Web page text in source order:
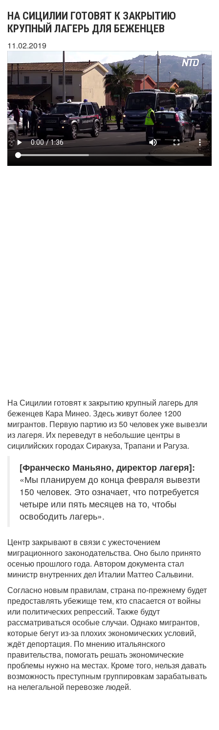
НА СИЦИЛИИ ГОТОВЯТ К ЗАКРЫТИЮ
КРУПНЫЙ ЛАГЕРЬ ДЛЯ БЕЖЕНЦЕВ
11.02.2019
На Сицилии готовят к закрытию крупный лагерь для
беженцев Кара Минео. Здесь живут более 1200
мигрантов. Первую партию из 50 человек уже вывезли
из лагеря. Их переведут в небольшие центры в
сицилийских городах Сиракуза, Трапани и Рагуза.
[Франческо Маньяно, директор лагеря]:
«Мы планируем до конца февраля вывезти
150 человек. Это означает, что потребуется
четыре или пять месяцев на то, чтобы
освободить лагерь».
Центр закрывают в связи с ужесточением
миграционного законодательства. Оно было принято
осенью прошлого года. Автором документа стал
министр внутренних дел Италии Маттео Сальвини.
Согласно новым правилам, страна по-прежнему будет
предоставлять убежище тем, кто спасается от войны
или политических репрессий. Также будут
рассматриваться особые случаи. Однако мигрантов,
которые бегут из-за плохих экономических условий,
ждёт депортация. По мнению итальянского
правительства, помогать решать экономические
проблемы нужно на местах. Кроме того, нельзя давать
возможность преступным группировкам зарабатывать
на нелегальной перевозке людей.